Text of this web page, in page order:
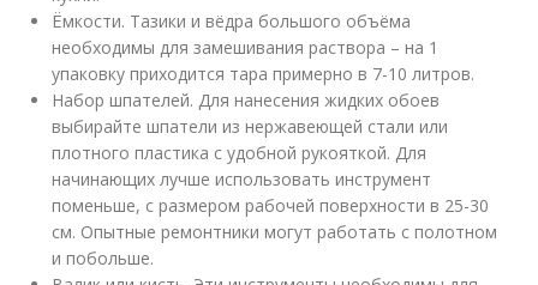
Ёмкости. Тазики и вёдра большого объёма
необходимы для замешивания раствора – на 1
упаковку приходится тара примерно в 7-10 литров.
Набор шпателей. Для нанесения жидких обоев
выбирайте шпатели из нержавеющей стали или
плотного пластика с удобной рукояткой. Для
начинающих лучше использовать инструмент
поменьше, с размером рабочей поверхности в 25-30
см. Опытные ремонтники могут работать с полотном
и побольше.